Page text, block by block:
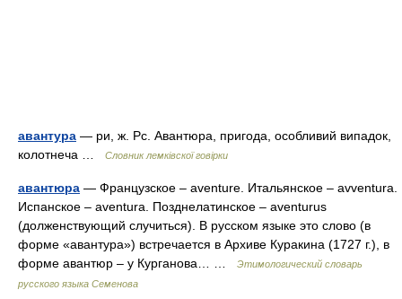
авантура — ри, ж. Рс. Авантюра, пригода, особливий випадок,
колотнеча …
Словник лемківскої говірки
авантюра — Французское – aventure. Итальянское – avventura.
Испанское – aventura. Позднелатинское – aventurus
(долженствующий случиться). В русском языке это слово (в
форме «авантура») встречается в Архиве Куракина (1727 г.), в
форме авантюр – у Курганова… …
Этимологический словарь
русского языка Семенова